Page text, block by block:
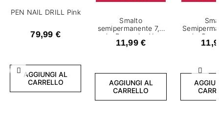
Precedente
PEN NAIL DRILL Pink
79,99 €
AGGIUNGI AL
CARRELLO
Smalto
semipermanente 7,2
ml - Drawn by You
11,99 €
AGGIUNGI AL
CARRELLO
ml -